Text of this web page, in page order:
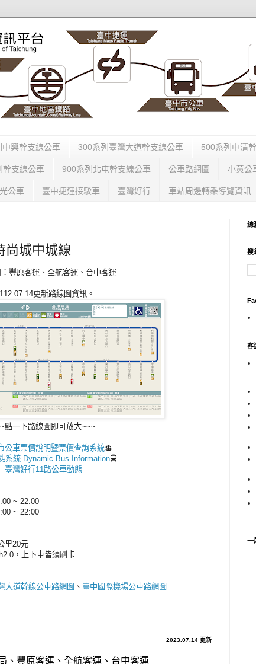
中興幹支線公車 300系列臺灣大道幹支線公車 500系列中清
幹支線公車 900系列北屯幹支線公車 公車路網圖 小黃公
公車 臺中捷運接駁車 臺灣好行 車站周邊轉乘導覽資訊
城中城線
豐原客運、全航客運、台中客運
更新路線圖資訊 。
~點一下路線圖即可放大~~~
公車票價說明暨票價查詢系統💲
系統 Dynamic Bus Information🚍
臺灣好行11路公車動態
~ 22:00
~ 22:00
里20元
，上下車皆須刷卡
大道幹線公車路網圖 、 臺中國際機場公車路網圖
2023.07.14 更新
、豐原客運、全航客運、台中客運
總
搜
客
一